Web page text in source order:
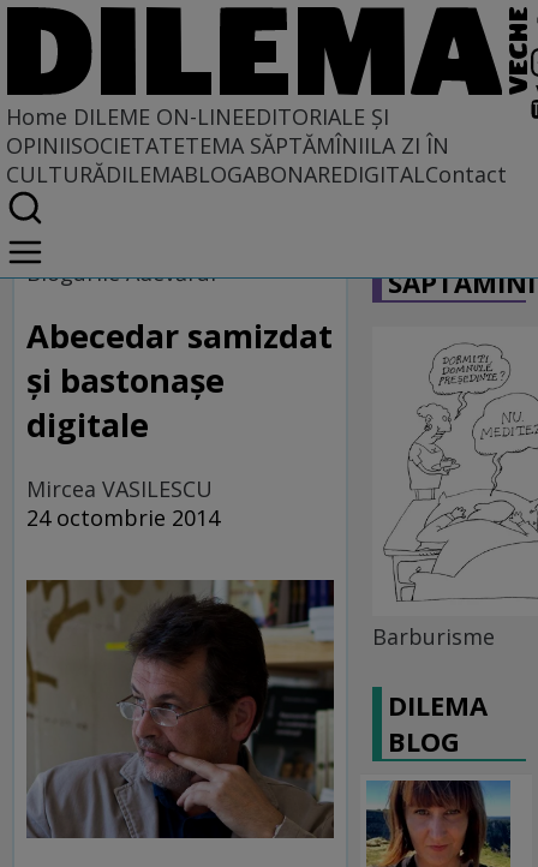
Home DILEME ON-LINEEDITORIALE ȘI
OPINIISOCIETATETEMA SĂPTĂMÎNIILA ZI ÎN
CULTURĂDILEMABLOGABONAREDIGITALContact
Home
Dileme on-line
Blogurile Adevărul
Abecedar samizdat
și bastonașe
digitale
Mircea VASILESCU
24 octombrie 2014
Barburisme
DILEMA
BLOG